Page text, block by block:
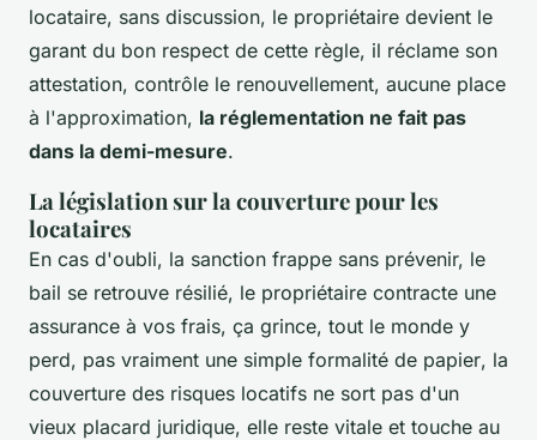
locataire, sans discussion, le propriétaire devient le
garant du bon respect de cette règle, il réclame son
attestation, contrôle le renouvellement, aucune place
à l'approximation, la réglementation ne fait pas
dans la demi-mesure.
La législation sur la couverture pour les
locataires
En cas d'oubli, la sanction frappe sans prévenir, le
bail se retrouve résilié, le propriétaire contracte une
assurance à vos frais, ça grince, tout le monde y
perd, pas vraiment une simple formalité de papier, la
couverture des risques locatifs ne sort pas d'un
vieux placard juridique, elle reste vitale et touche au